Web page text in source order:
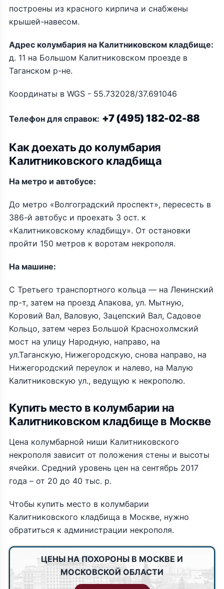
построены из красного кирпича и снабжены
крышей-навесом.
Адрес колумбария на Калитниковском кладбище:
д. 11 на Большом Калитниковском проезде в
Таганском р-не.
Координаты в WGS - 55.732028/37.691046
Телефон для справок: +7 (495) 182-02-88
Как доехать до колумбария
Калитниковского кладбища
На метро и автобусе:
До метро «Волгоградский проспект», пересесть в
386-й автобус и проехать 3 ост. к
«Калитниковскому кладбищу». От остановки
пройти 150 метров к воротам некрополя.
На машине:
С Третьего транспортного кольца — на Ленинский
пр-т, затем на проезд Апакова, ул. Мытную,
Коровий Вал, Валовую, Зацепский Вал, Садовое
Кольцо, затем через Большой Краснохолмский
мост на улицу Народную, направо, на
ул.Таганскую, Нижегородскую, снова направо, на
Нижегородский переулок и налево, на Малую
Калитниковскую ул., ведущую к некрополю.
Купить место в колумбарии на
Калитниковском кладбище в Москве
Цена колумбарной ниши Калитниковского
некрополя зависит от положения стены и высоты
ячейки. Средний уровень цен на сентябрь 2017
года – от 20 до 40 тыс. р.
Чтобы купить место в колумбарии
Калитниковского кладбища в Москве, нужно
обратиться к администрации некрополя.
ЦЕНЫ НА ПОХОРОНЫ В МОСКВЕ И
МОСКОВСКОЙ ОБЛАСТИ